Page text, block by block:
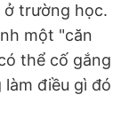
ở trường học.
một "căn
thể cố gắng
điều gì đó